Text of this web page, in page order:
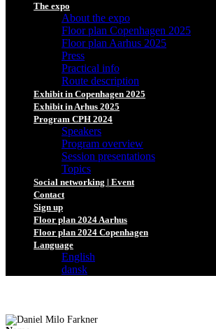
The expo
About the expo
Floor plan Copenhagen 2025
Floor plan Aarhus 2025
Press
Practical info
Route description
Exhibit in Copenhagen 2025
Exhibit in Arhus 2025
Program CPH 2024
Speakers
Program overview
Session presentations
Topics
Social networking | Event
Contact
Sign up
Floor plan 2024 Aarhus
Floor plan 2024 Copenhagen
Language
English
dansk